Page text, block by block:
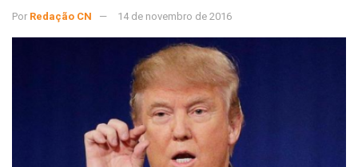
Por Redação CN 14 de novembro de 2016